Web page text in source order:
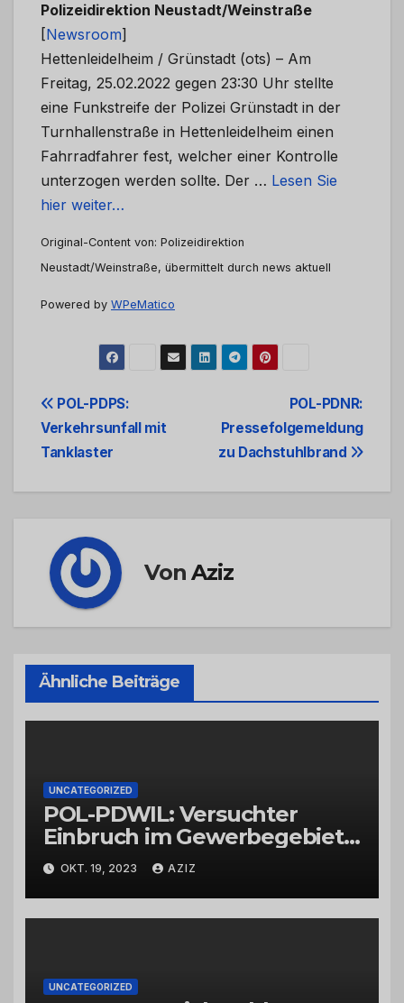
Polizeidirektion Neustadt/Weinstraße
[Newsroom]
Hettenleidelheim / Grünstadt (ots) – Am
Freitag, 25.02.2022 gegen 23:30 Uhr stellte
eine Funkstreife der Polizei Grünstadt in der
Turnhallenstraße in Hettenleidelheim einen
Fahrradfahrer fest, welcher einer Kontrolle
unterzogen werden sollte. Der … Lesen Sie
hier weiter…
Original-Content von: Polizeidirektion
Neustadt/Weinstraße, übermittelt durch news aktuell
Powered by WPeMatico
Beitrags-
Navigation
POL-PDNR:
Pressefolgemeldung
zu Dachstuhlbrand
POL-PDPS:
Verkehrsunfall mit
Tanklaster
VonAziz
Ähnliche Beiträge
UNCATEGORIZED
POL-PDWIL: Versuchter
Einbruch im Gewerbegebiet
Wittlich
OKT. 19, 2023 AZIZ
UNCATEGORIZED